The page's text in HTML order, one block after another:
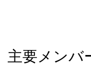
主要メンバ